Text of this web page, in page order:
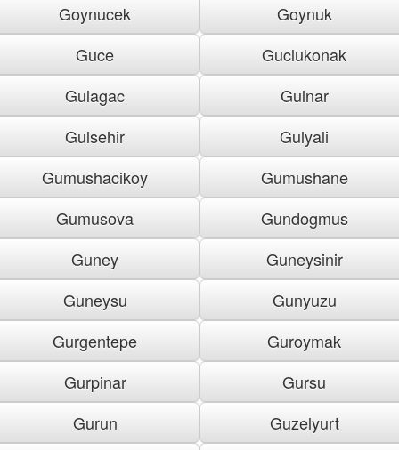
Goynucek
Goynuk
Guce
Guclukonak
Gulagac
Gulnar
Gulsehir
Gulyali
Gumushacikoy
Gumushane
Gumusova
Gundogmus
Guney
Guneysinir
Guneysu
Gunyuzu
Gurgentepe
Guroymak
Gurpinar
Gursu
Gurun
Guzelyurt